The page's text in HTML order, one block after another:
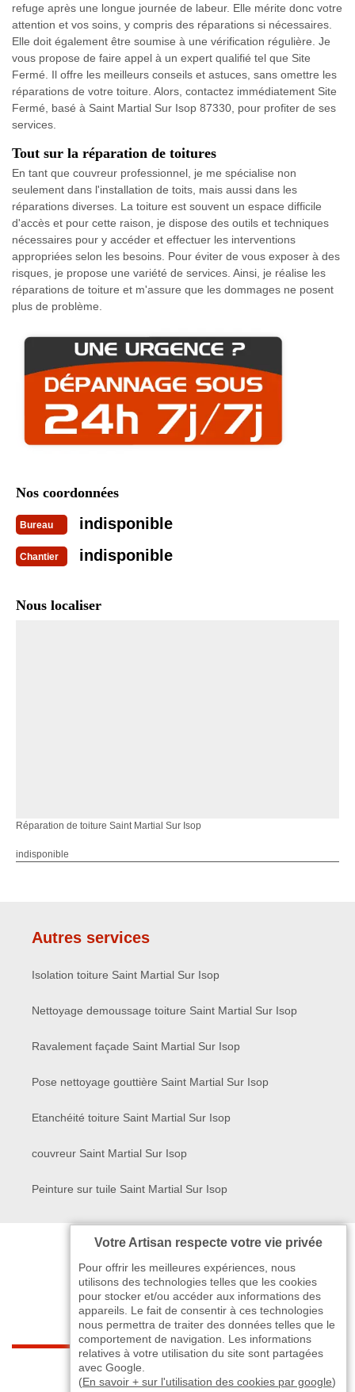
refuge après une longue journée de labeur. Elle mérite donc votre
attention et vos soins, y compris des réparations si nécessaires.
Elle doit également être soumise à une vérification régulière. Je
vous propose de faire appel à un expert qualifié tel que Site
Fermé. Il offre les meilleurs conseils et astuces, sans omettre les
réparations de votre toiture. Alors, contactez immédiatement Site
Fermé, basé à Saint Martial Sur Isop 87330, pour profiter de ses
services.
Tout sur la réparation de toitures
En tant que couvreur professionnel, je me spécialise non
seulement dans l'installation de toits, mais aussi dans les
réparations diverses. La toiture est souvent un espace difficile
d'accès et pour cette raison, je dispose des outils et techniques
nécessaires pour y accéder et effectuer les interventions
appropriées selon les besoins. Pour éviter de vous exposer à des
risques, je propose une variété de services. Ainsi, je réalise les
réparations de toiture et m'assure que les dommages ne posent
plus de problème.
Nos coordonnées
Bureau indisponible
Chantier indisponible
Nous localiser
Réparation de toiture Saint Martial Sur Isop
indisponible
Autres services
Isolation toiture Saint Martial Sur Isop
Nettoyage demoussage toiture Saint Martial Sur Isop
Ravalement façade Saint Martial Sur Isop
Pose nettoyage gouttière Saint Martial Sur Isop
Etanchéité toiture Saint Martial Sur Isop
couvreur Saint Martial Sur Isop
Peinture sur tuile Saint Martial Sur Isop
Votre Artisan respecte votre vie privée
Pour offrir les meilleures expériences, nous
utilisons des technologies telles que les cookies
pour stocker et/ou accéder aux informations des
appareils. Le fait de consentir à ces technologies
nous permettra de traiter des données telles que le
comportement de navigation. Les informations
relatives à votre utilisation du site sont partagées
avec Google.
(En savoir + sur l'utilisation des cookies par google)